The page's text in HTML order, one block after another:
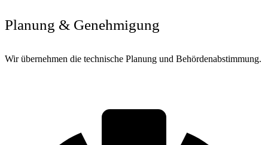
Planung & Genehmigung
Wir übernehmen die technische Planung und Behördenabstimmung.